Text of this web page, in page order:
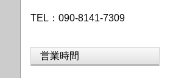
TEL：090-8141-7309
営業時間